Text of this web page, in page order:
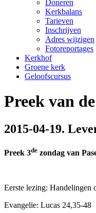
Doneren
Kerkbalans
Tarieven
Inschrijven
Adres wijzigen
Fotoreportages
Kerkhof
Groene kerk
Geloofscursus
Preek van
2015-04-19.
Preek 3de zondag van
Eerste lezing: Handelingen
Evangelie: Lucas 24,35-48